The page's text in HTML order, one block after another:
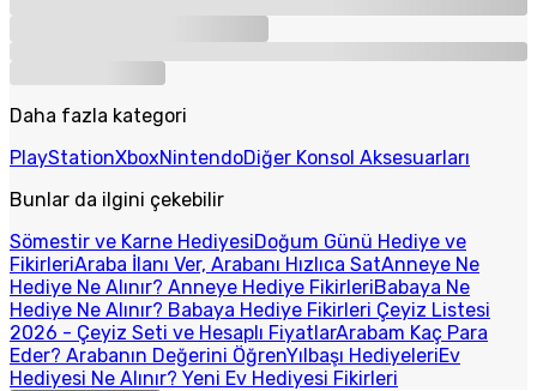
Daha fazla kategori
PlayStationXboxNintendoDiğer Konsol Aksesuarları
Bunlar da ilgini çekebilir
Sömestir ve Karne HediyesiDoğum Günü Hediye ve
FikirleriAraba İlanı Ver, Arabanı Hızlıca SatAnneye Ne
Hediye Ne Alınır? Anneye Hediye FikirleriBabaya Ne
Hediye Ne Alınır? Babaya Hediye Fikirleri Çeyiz Listesi
2026 - Çeyiz Seti ve Hesaplı FiyatlarArabam Kaç Para
Eder? Arabanın Değerini ÖğrenYılbaşı HediyeleriEv
Hediyesi Ne Alınır? Yeni Ev Hediyesi Fikirleri